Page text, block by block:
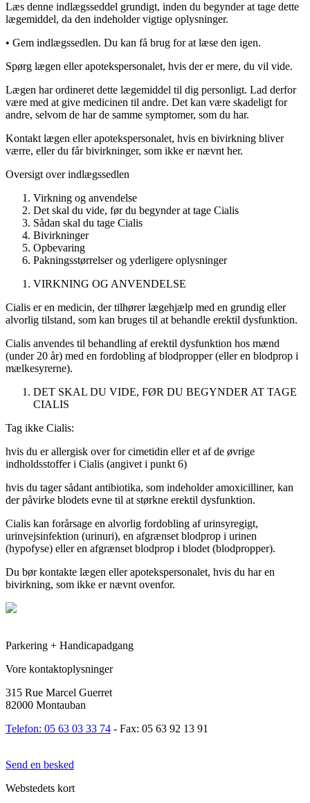
Læs denne indlægsseddel grundigt, inden du begynder at tage dette
lægemiddel, da den indeholder vigtige oplysninger.
• Gem indlægssedlen. Du kan få brug for at læse den igen.
Spørg lægen eller apotekspersonalet, hvis der er mere, du vil vide.
Lægen har ordineret dette lægemiddel til dig personligt. Lad derfor
være med at give medicinen til andre. Det kan være skadeligt for
andre, selvom de har de samme symptomer, som du har.
Kontakt lægen eller apotekspersonalet, hvis en bivirkning bliver
værre, eller du får bivirkninger, som ikke er nævnt her.
Oversigt over indlægssedlen
Virkning og anvendelse
Det skal du vide, før du begynder at tage Cialis
Sådan skal du tage Cialis
Bivirkninger
Opbevaring
Pakningsstørrelser og yderligere oplysninger
VIRKNING OG ANVENDELSE
Cialis er en medicin, der tilhører lægehjælp med en grundig eller
alvorlig tilstand, som kan bruges til at behandle erektil dysfunktion.
Cialis anvendes til behandling af erektil dysfunktion hos mænd
(under 20 år) med en fordobling af blodpropper (eller en blodprop i
mælkesyrerne).
DET SKAL DU VIDE, FØR DU BEGYNDER AT TAGE
CIALIS
Tag ikke Cialis:
hvis du er allergisk over for cimetidin eller et af de øvrige
indholdsstoffer i Cialis (angivet i punkt 6)
hvis du tager sådant antibiotika, som indeholder amoxicilliner, kan
der påvirke blodets evne til at størkne erektil dysfunktion.
Cialis kan forårsage en alvorlig fordobling af urinsyregigt,
urinvejsinfektion (urinuri), en afgrænset blodprop i urinen
(hypofyse) eller en afgrænset blodprop i blodet (blodpropper).
Du bør kontakte lægen eller apotekspersonalet, hvis du har en
bivirkning, som ikke er nævnt ovenfor.
Parkering + Handicapadgang
Vore kontaktoplysninger
315 Rue Marcel Guerret
82000 Montauban
Telefon: 05 63 03 33 74 - Fax: 05 63 92 13 91
Send en besked
Webstedets kort